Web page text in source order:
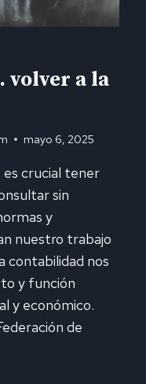
volver a la
mayo 6, 2025
crucial tener
sin
y
nuestro trabajo
contabilidad nos
y función
y económico.
de